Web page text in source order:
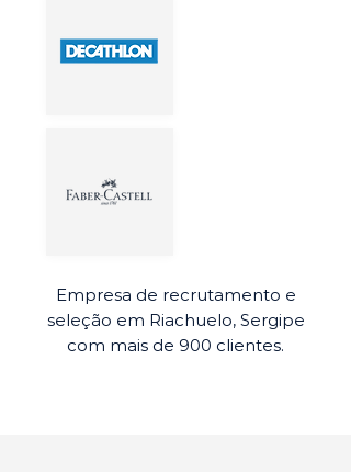
Empresa de recrutamento e
seleção em Riachuelo, Sergipe
com mais de 900 clientes.